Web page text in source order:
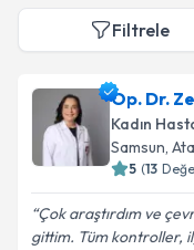
Filtrele
Op. Dr.
Kadın
Samsun,
5 (13
Çok araştırdım ve
gittim. Tüm kontroller,